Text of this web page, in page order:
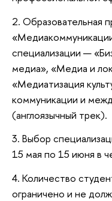
2. Образовательная
специализации —
медиа», «Медиа и
«Медиатизация
коммуникации и
(англоязычный трек).
3. Выбор
15 мая по 15 июня в
4. Количество
ограничено и не